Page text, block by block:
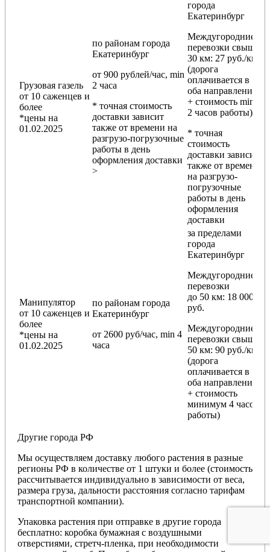
Грузовая газель
от 10 саженцев и
более
*цены на
01.02.2025
по районам города
Екатеринбург
от 900 рублей/час, min
2 часа
* точная стоимость
доставки зависит
также от времени на
разгрузо-погрузочные
работы в день
оформления доставки
>
города
Екатеринбург
Междугородние
перевозки свыше
30 км: 27 руб./км
(дорога
оплачивается в
оба направления
+ стоимость min
2 часов работы)
* точная
стоимость
доставки зависит
также от времени
на разгрузо-
погрузочные
работы в день
оформления
доставки
Манипулятор
от 10 саженцев и
более
*цены на
01.02.2025
по районам города
Екатеринбург
от 2600 руб/час, min 4
часа
за пределами
города
Екатеринбург
Междугородние
перевозки
до 50 км: 18 000
руб.
Междугородние
перевозки свыше
50 км: 90 руб./км
(дорога
оплачивается в
оба направления
+ стоимость
минимум 4 часов
работы)
Другие города РФ
Мы осуществляем доставку любого растения в разные
регионы РФ в количестве от 1 штуки и более (стоимость
рассчитывается индивидуально в зависимости от веса,
размера груза, дальности расстояния согласно тарифам
транспортной компании).
Упаковка растения при отправке в другие города
бесплатно: коробка бумажная с воздушными
отверстиями, стретч-пленка, при необходимости